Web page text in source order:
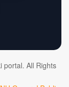
portal. All Rights